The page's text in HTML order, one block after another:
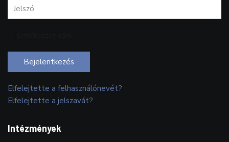
Bejelentkezés
Elfelejtette a felhasználónevét?
Elfelejtette a jelszavát?
Intézmények